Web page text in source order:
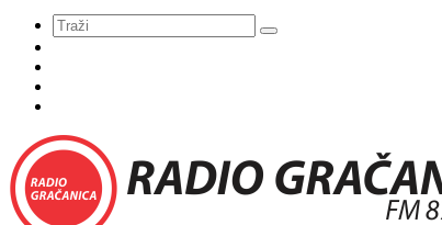
Meni